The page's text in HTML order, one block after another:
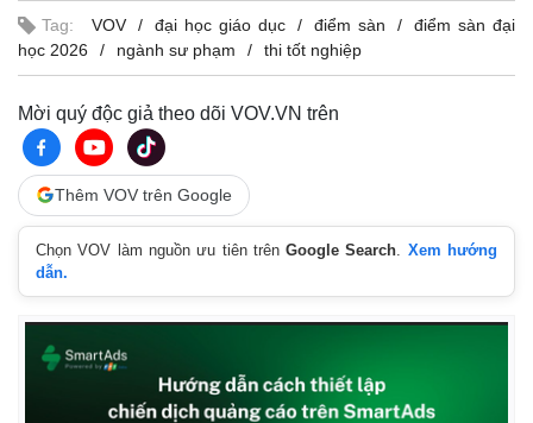
Tag: VOV đại học giáo dục điểm sàn
điểm sàn đại
học 2026
ngành sư phạm thi tốt nghiệp
Mời quý độc giả theo dõi VOV.VN trên
Thêm VOV trên Google
Chọn VOV làm nguồn ưu tiên trênGoogle Search
Xem hướng
dẫn.